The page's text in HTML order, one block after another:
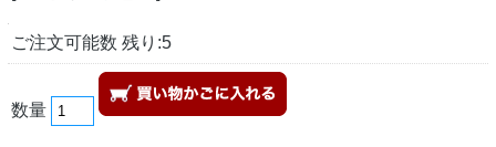
ご注文可能数 残り:5
数量